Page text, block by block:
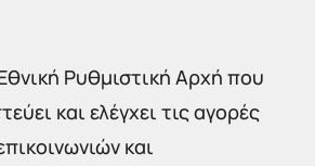
Ρυθμιστική Αρχή που
και ελέγχει τις αγορές
και